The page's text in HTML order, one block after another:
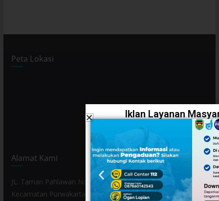
Peta Lokasi
Alamat Kami
JL. Taman Pahlawan No. 80, Kelurahan Purwamekar,
Kecamatan Purwakarta, Kabupaten Purwakarta, Provinsi Jawa
Iklan Layanan